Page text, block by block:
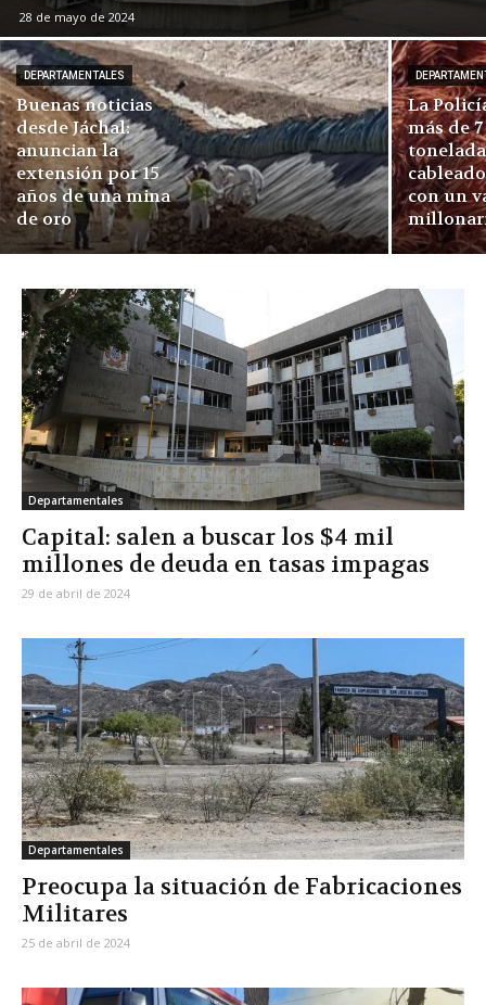
28 de mayo de 2024
DEPARTAMENTALES
Buenas noticias
desde Jáchal:
anuncian la
extensión por 15
años de una mina
de oro
La
más de 7
con un
Departamentales
Capital: salen a buscar los $4 mil
millones de deuda en tasas impagas
29 de abril de 2024
Departamentales
Preocupa la situación de Fabricaciones
Militares
25 de abril de 2024